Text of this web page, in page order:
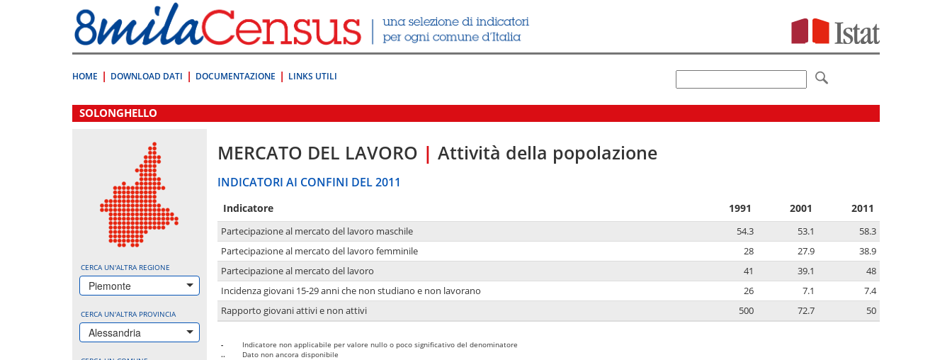
direttamente
a:
Contenuto
HOME DOWNLOAD DATI DOCUMENTAZIONE LINKS UTILI
.
SOLONGHELLO
CERCA UN'ALTRA REGIONE
Piemonte
CERCA UN'ALTRA PROVINCIA
Alessandria
MERCATO DEL LAVORO | Attività della popolazione
INDICATORI AI CONFINI DEL 2011
Indicatore 1991 2001 2011
Partecipazione al mercato del lavoro maschile 54.3 53.1
58.3
Partecipazione al mercato del lavoro femminile
28 27.9
38.9
Partecipazione al mercato del lavoro
41 39.1
48
Incidenza giovani 15-29 anni che non studiano e non lavorano
26 7.1
7.4
Rapporto giovani attivi e non attivi
500 72.7 50
-
Indicatore non applicabile per valore nullo o poco significativo del denominatore
..
Dato non ancora disponibile